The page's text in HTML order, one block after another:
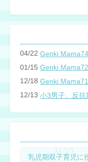
04/22
01/15 Genki
12/18
12/13 小3男子。反抗
乳児期双子育児に